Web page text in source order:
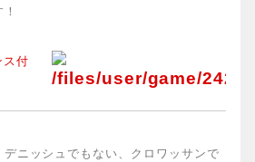
ス付
ニッシュでもない、クロワッサンで